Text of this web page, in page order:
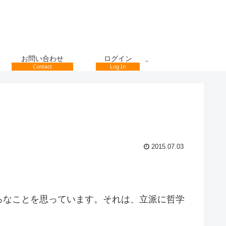
お問い合わせ
Contact
ログイン
Log In
2015.07.03
ことを思っています。それは、立派に哲学